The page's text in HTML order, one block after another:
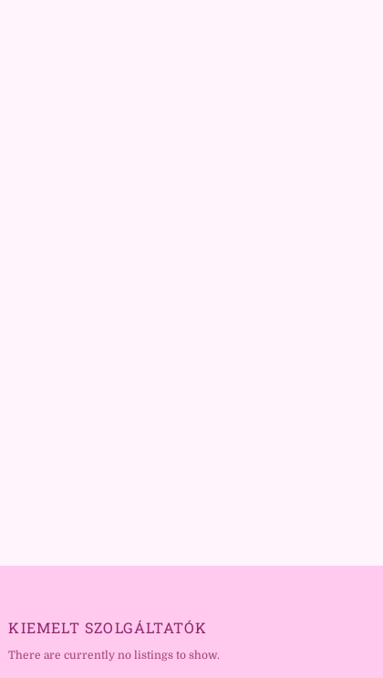
KIEMELT SZOLGÁLTATÓK
There are currently no listings to show.